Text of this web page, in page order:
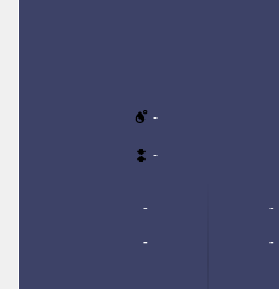
-
-
-
-
-
-